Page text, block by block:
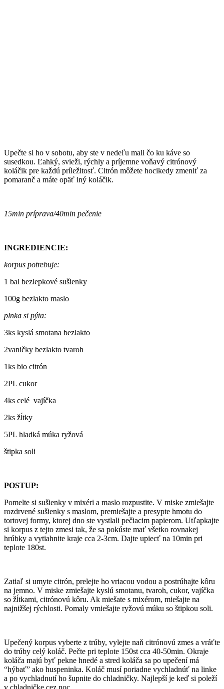
Upečte si ho v sobotu, aby ste v nedeľu mali čo ku káve so
susedkou. Ľahký, svieži, rýchly a príjemne voňavý citrónový
koláčik pre každú príležitosť. Citrón môžete hocikedy zmeniť za
pomaranč a máte opäť iný koláčik.
15min príprava/40min pečenie
INGREDIENCIE:
korpus potrebuje:
1 bal bezlepkové sušienky
100g bezlakto maslo
plnka si pýta:
3ks kyslá smotana bezlakto
2vaničky bezlakto tvaroh
1ks bio citrón
2PL cukor
4ks celé vajíčka
2ks žĺtky
5PL hladká múka ryžová
štipka soli
POSTUP:
Pomelte si sušienky v mixéri a maslo rozpustite. V miske zmiešajte
rozdrvené sušienky s maslom, premiešajte a presypte hmotu do
tortovej formy, ktorej dno ste vystlali pečiacim papierom. Utľapkajte
si korpus z tejto zmesi tak, že sa pokúste mať všetko rovnakej
hrúbky a vytiahnite kraje cca 2-3cm. Dajte upiecť na 10min pri
teplote 180st.
Zatiaľ si umyte citrón, prelejte ho vriacou vodou a postrúhajte kôru
na jemno. V miske zmiešajte kyslú smotanu, tvaroh, cukor, vajíčka
so žĺtkami, citrónovú kôru. Ak miešate s mixérom, miešajte na
najnižšej rýchlosti. Pomaly vmiešajte ryžovú múku so štipkou soli.
Upečený korpus vyberte z trúby, vylejte naň citrónovú zmes a vráťte
do trúby celý koláč. Pečte pri teplote 150st cca 40-50min. Okraje
koláča majú byť pekne hnedé a stred koláča sa po upečení má
“hýbať” ako huspeninka. Koláč musí poriadne vychladnúť na linke
a po vychladnutí ho šupnite do chladničky. Najlepší je keď si poleží